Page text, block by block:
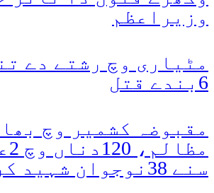
وزیراعظم
مٹیاری وچ رشتے دے
6بندے قتل
مقبوضہ کشمیر وچ
سنے 38نوجوان شہید کر دتے